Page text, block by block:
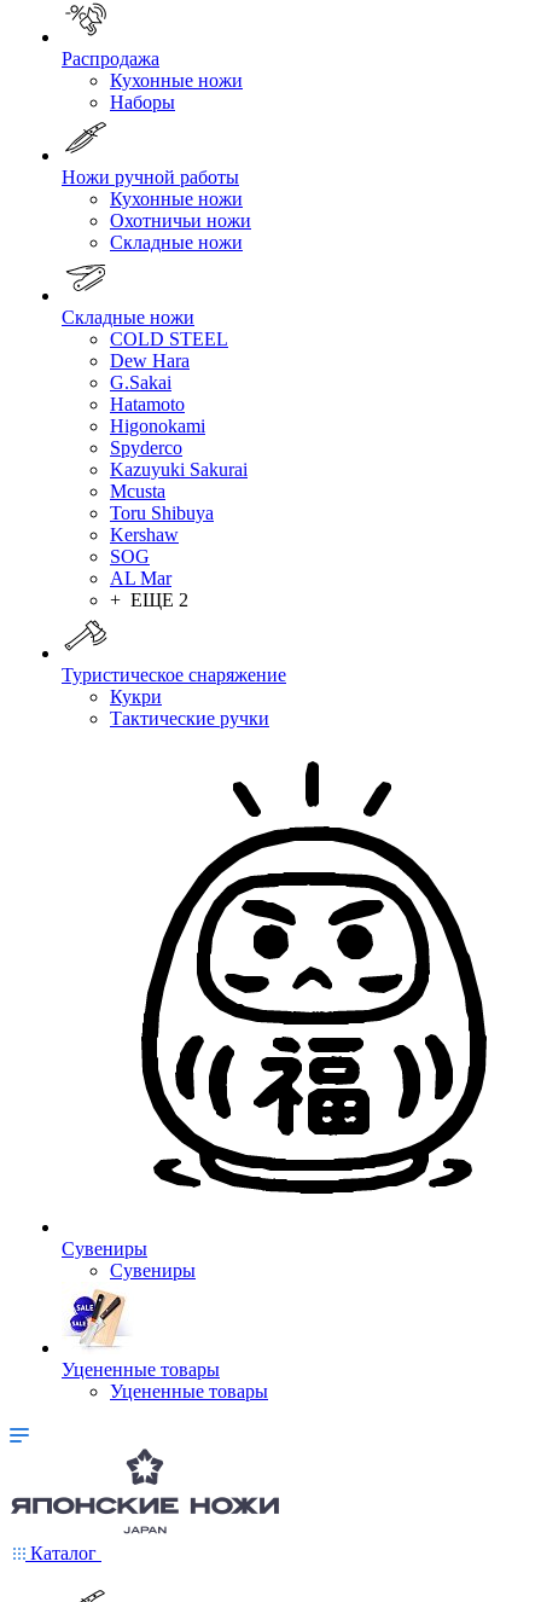
Распродажа
Кухонные ножи
Наборы
Ножи ручной работы
Кухонные ножи
Охотничьи ножи
Складные ножи
Складные ножи
COLD STEEL
Dew Hara
G.Sakai
Hatamoto
Higonokami
Spyderco
Kazuyuki Sakurai
Mcusta
Toru Shibuya
Kershaw
SOG
AL Mar
+ ЕЩЕ 2
Туристическое снаряжение
Кукри
Тактические ручки
Сувениры
Сувениры
Уцененные товары
Уцененные товары
Каталог